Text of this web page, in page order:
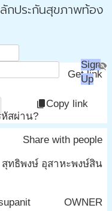
ประกันสุขภาพท้อง
visibility_off
สผ่าน?
Sign
Up
Get link
content_copyCopy link
Share with people
สุทธิพงษ์ อุสาหะพงษ์สิน
OWNER